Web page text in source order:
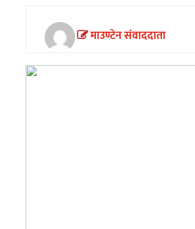
विचार
खेलकुद
थप
माउण्टेन संवाददाता